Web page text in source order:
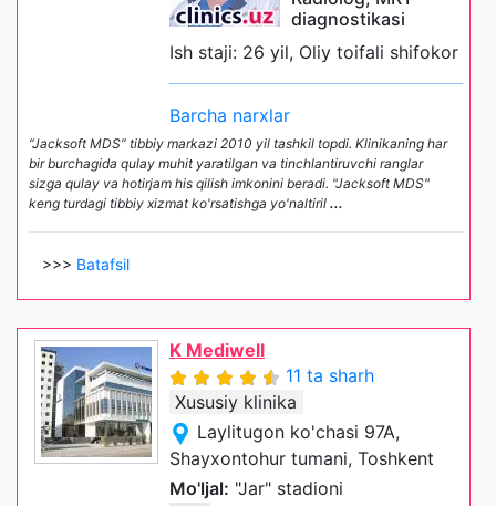
diagnostikasi
Ish staji: 26 yil, Oliy toifali shifokor
Barcha narxlar
“Jacksoft MDS” tibbiy markazi 2010 yil tashkil topdi. Klinikaning har
bir burchagida qulay muhit yaratilgan va tinchlantiruvchi ranglar
sizga qulay va hotirjam his qilish imkonini beradi. "Jacksoft MDS"
keng turdagi tibbiy xizmat ko'rsatishga yo'naltiril ...
>>> Batafsil
K Mediwell
11 ta sharh
Xususiy klinika
Laylitugon ko'chasi 97A,
Shayxontohur tumani, Toshkent
Mo'ljal: "Jar" stadioni